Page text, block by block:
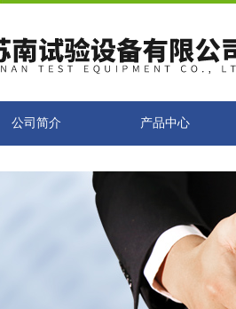
公司简介 产品中心